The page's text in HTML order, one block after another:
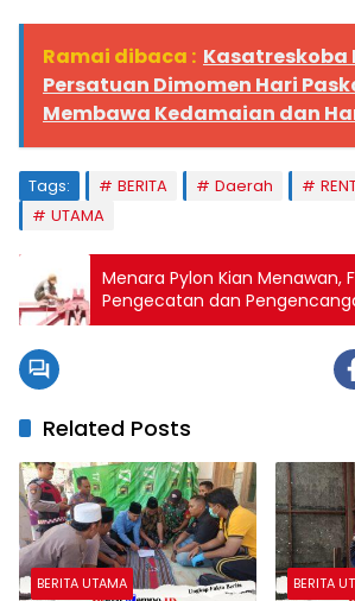
Ramai dibaca : Kasatreskoba
Persatuan Dimomen Hari
Membawa Kedamaian dan
Tags: BERITA Daerah
UTAMA
Menara Pylon Kian Menawan,
Pengecatan dan
Fokus Pekerjaan Jembatan
Related Posts
BERITA UTAMA BERITA